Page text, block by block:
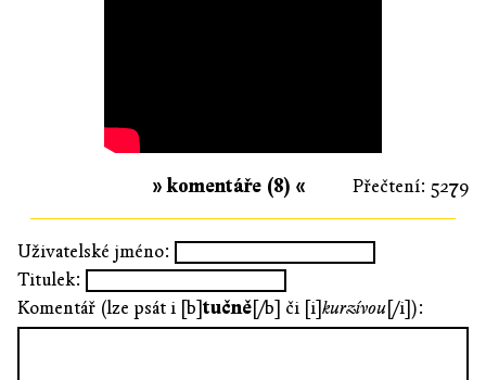
Přečtení: 5279
» komentáře (8) «
Uživatelské jméno:
Titulek:
Komentář (lze psát i [b]tučně[/b] či [i]kurzívou[/i]):